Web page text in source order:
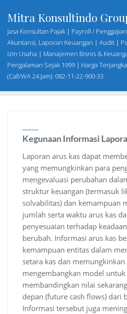
content
Mitra Konsultindo
Jasa Konsultan Pajak | Payroll /
Akuntansi, Laporan Keuangan | Audit |
Izin Usaha | Manajemen Bisnis &
Pengalaman Sejak 1999 | Harga
(Call/WA 24 Jam): 082-11-22-900-33
Kegunaan Informasi
Laporan arus kas dapat
yang memungkinkan para
mengevaluasi perubahan
struktur keuangan (termasuk
solvabilitas) dan kemampuan
jumlah serta waktu arus kas
penyesuaian terhadap
berubah. Informasi arus kas
kemampuan entitas dalam
setara kas dan
mengembangkan model
membandingkan nilai
depan (future cash flows) dari
Informasi tersebut juga